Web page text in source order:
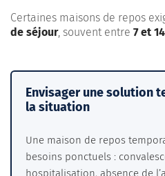
Certaines maisons de repos
de séjour, souvent entre 7 et
Envisager une solution
la situation
Une maison de repos
besoins ponctuels :
hospitalisation, absence de